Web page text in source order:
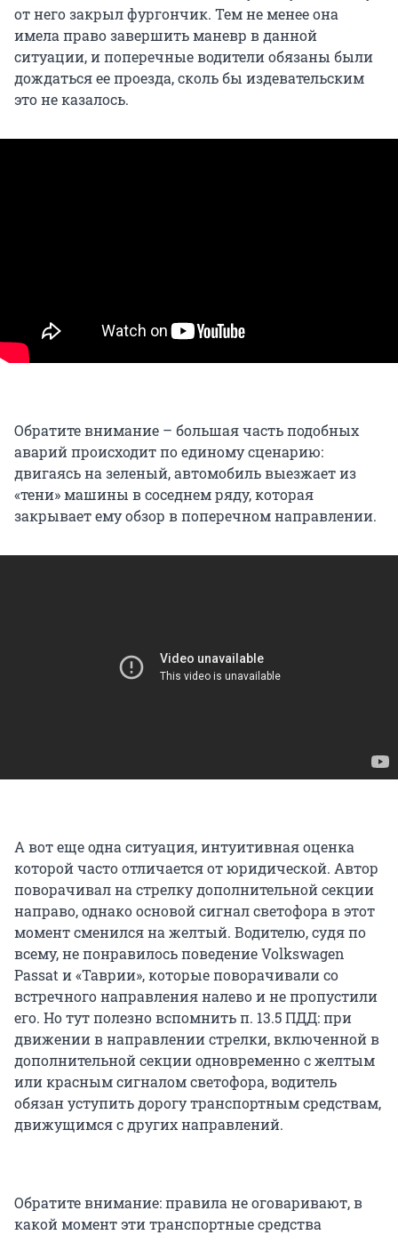
от него закрыл фургончик. Тем не менее она
имела право завершить маневр в данной
ситуации, и поперечные водители обязаны были
дождаться ее проезда, сколь бы издевательским
это не казалось.
Обратите внимание – большая часть подобных
аварий происходит по единому сценарию:
двигаясь на зеленый, автомобиль выезжает из
«тени» машины в соседнем ряду, которая
закрывает ему обзор в поперечном направлении.
А вот еще одна ситуация, интуитивная оценка
которой часто отличается от юридической. Автор
поворачивал на стрелку дополнительной секции
направо, однако основой сигнал светофора в этот
момент сменился на желтый. Водителю, судя по
всему, не понравилось поведение Volkswagen
Passat и «Таврии», которые поворачивали со
встречного направления налево и не пропустили
его. Но тут полезно вспомнить п. 13.5 ПДД: при
движении в направлении стрелки, включенной в
дополнительной секции одновременно с желтым
или красным сигналом светофора, водитель
обязан уступить дорогу транспортным средствам,
движущимся с других направлений.
Обратите внимание: правила не оговаривают, в
какой момент эти транспортные средства